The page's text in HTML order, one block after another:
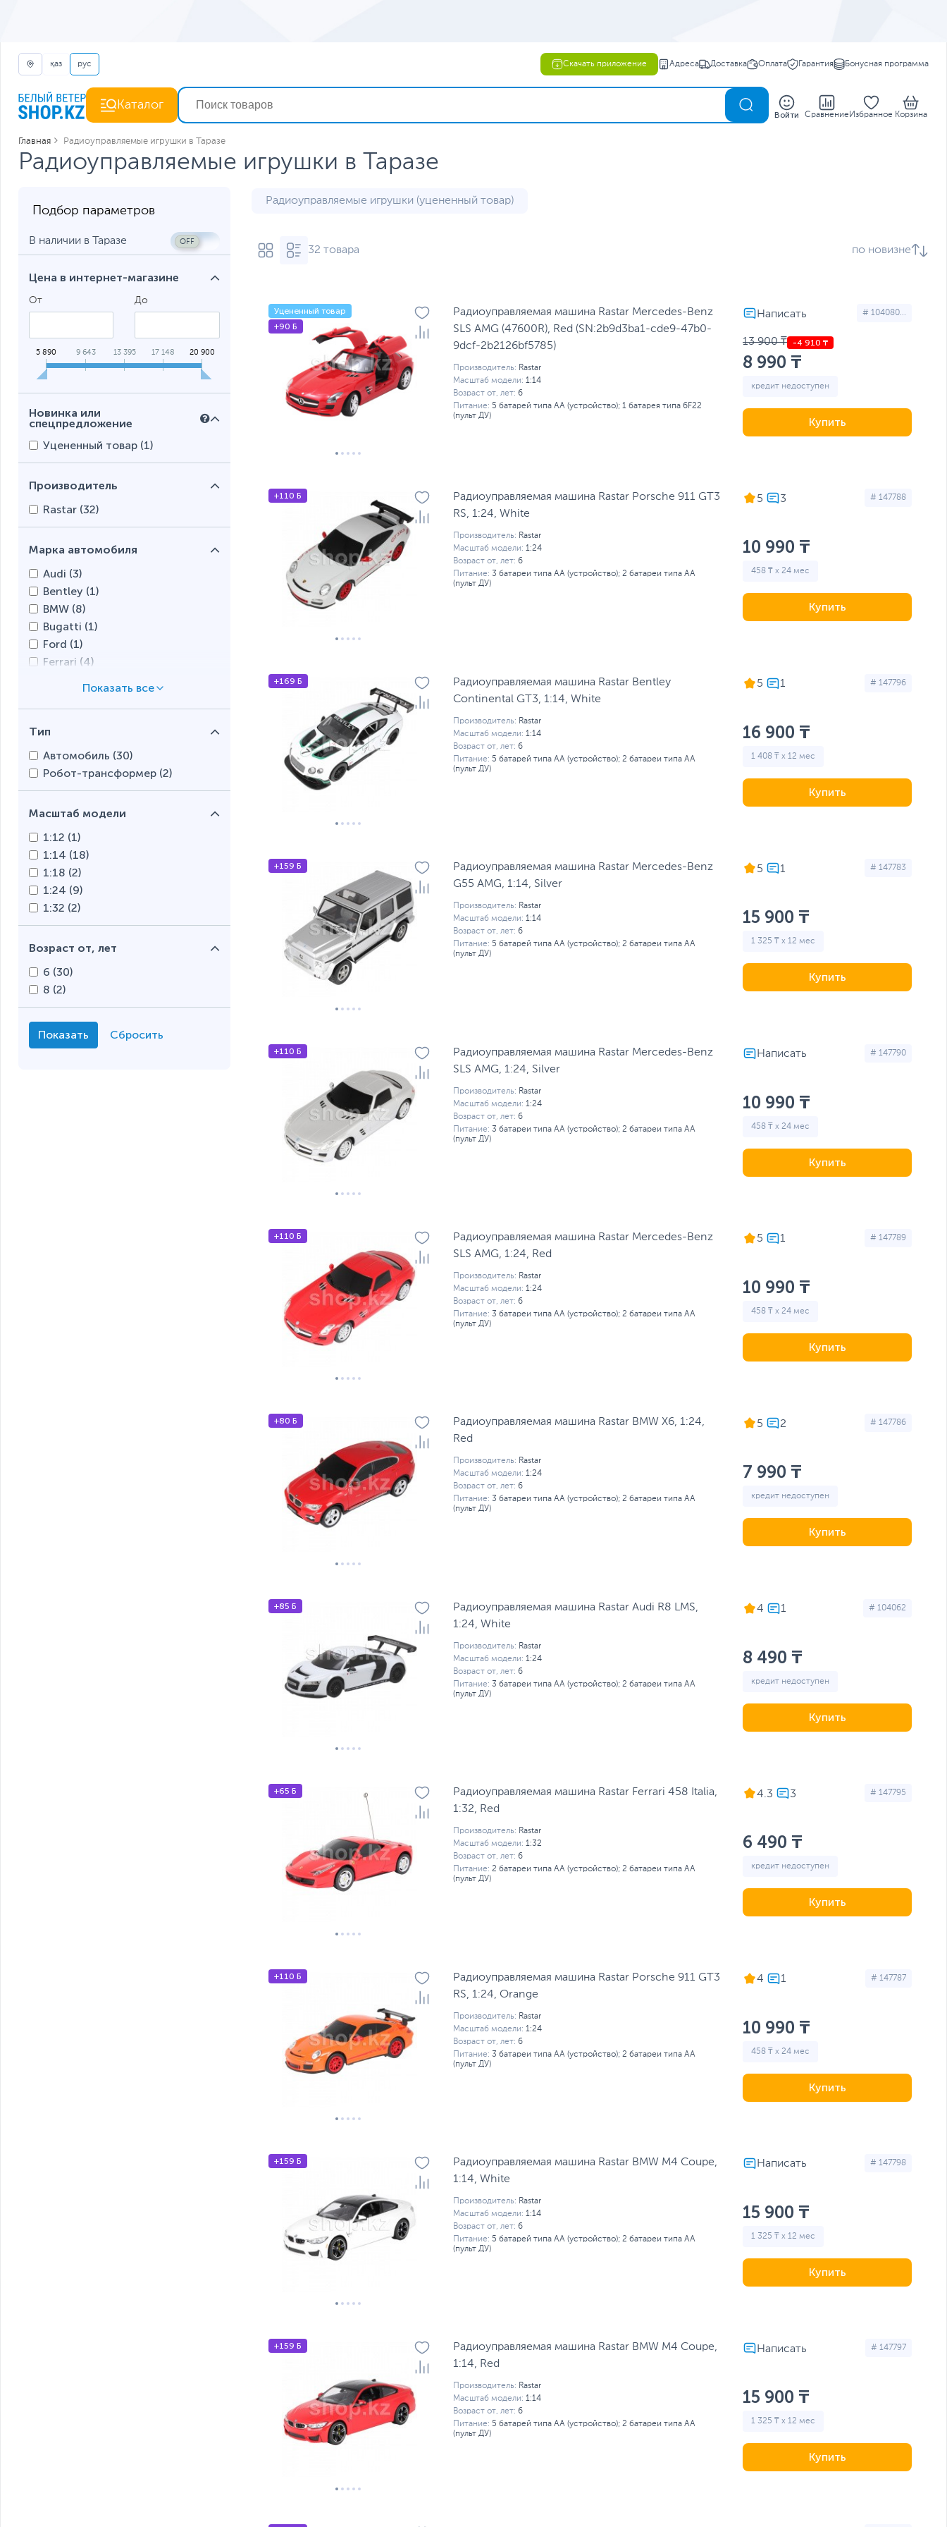
қаз рус Скачать приложение Адреса Доставка Оплата Гарантия Бонусная программа
Каталог
Войти Сравнение Избранное Корзина
Главная Радиоуправляемые игрушки в Таразе
Радиоуправляемые игрушки в Таразе
Подбор параметров
В наличии в Таразе
Цена в интернет-магазине
От До
5 890 9 643 13 395 17 148 20 900
Новинка или
спецпредложение
Уцененный товар (1)
Производитель
Rastar (32)
Марка автомобиля
Audi (3)
Bentley (1)
BMW (8)
Bugatti (1)
Ford (1)
Ferrari (4)
Range Rover (
Тип
Автомобиль (30)
Робот-трансформер (2)
Масштаб модели
1:12 (1)
1:14 (18)
1:18 (2)
1:24 (9)
1:32 (2)
Возраст от, лет
6 (30)
8 (2)
Радиоуправляемые игрушки (уцененный товар)
32 товара по новизне
Уцененный товар
+90 Б
Радиоуправляемая машина Rastar Mercedes-Benz
SLS AMG (47600R), Red (SN:2b9d3ba1-cde9-47b0-
9dcf-2b2126bf5785)
Производитель: Rastar
Масштаб модели: 1:14
Возраст от, лет: 6
Питание: 5 батарей типа AA (устройство); 1 батарея типа 6F22
(пульт ДУ)
# 104080...
13 900 ₸
8 990 ₸
кредит недоступен
Купить
+110 Б
Радиоуправляемая машина Rastar Porsche 911 GT3
RS, 1:24, White
Производитель: Rastar
Масштаб модели: 1:24
Возраст от, лет: 6
Питание: 3 батареи типа AA (устройство); 2 батареи типа AA
(пульт ДУ)
5 # 147788
10 990 ₸
458 ₸ x 24 мес
Купить
+169 Б
Радиоуправляемая машина Rastar Bentley
Continental GT3, 1:14, White
Производитель: Rastar
Масштаб модели: 1:14
Возраст от, лет: 6
Питание: 5 батарей типа AA (устройство); 2 батареи типа AA
(пульт ДУ)
5 # 147796
16 900 ₸
1 408 ₸ x 12 мес
Купить
+159 Б
Радиоуправляемая машина Rastar Mercedes-Benz
G55 AMG, 1:14, Silver
Производитель: Rastar
Масштаб модели: 1:14
Возраст от, лет: 6
Питание: 5 батарей типа AA (устройство); 2 батареи типа AA
(пульт ДУ)
5 # 147783
15 900 ₸
1 325 ₸ x 12 мес
Купить
+110 Б
Радиоуправляемая машина Rastar Mercedes-Benz
SLS AMG, 1:24, Silver
Производитель: Rastar
Масштаб модели: 1:24
Возраст от, лет: 6
Питание: 3 батареи типа AA (устройство); 2 батареи типа AA
(пульт ДУ)
# 147790
10 990 ₸
458 ₸ x 24 мес
Купить
+110 Б
Радиоуправляемая машина Rastar Mercedes-Benz
SLS AMG, 1:24, Red
Производитель: Rastar
Масштаб модели: 1:24
Возраст от, лет: 6
Питание: 3 батареи типа AA (устройство); 2 батареи типа AA
(пульт ДУ)
5 # 147789
10 990 ₸
458 ₸ x 24 мес
Купить
+80 Б
Радиоуправляемая машина Rastar BMW X6, 1:24,
Red
Производитель: Rastar
Масштаб модели: 1:24
Возраст от, лет: 6
Питание: 3 батареи типа AA (устройство); 2 батареи типа AA
(пульт ДУ)
5 # 147786
7 990 ₸
кредит недоступен
Купить
+85 Б
Радиоуправляемая машина Rastar Audi R8 LMS,
1:24, White
Производитель: Rastar
Масштаб модели: 1:24
Возраст от, лет: 6
Питание: 3 батареи типа AA (устройство); 2 батареи типа AA
(пульт ДУ)
4 # 104062
8 490 ₸
кредит недоступен
Купить
+65 Б
Радиоуправляемая машина Rastar Ferrari 458 Italia,
1:32, Red
Производитель: Rastar
Масштаб модели: 1:32
Возраст от, лет: 6
Питание: 2 батареи типа AA (устройство); 2 батареи типа AA
(пульт ДУ)
4.3 # 147795
6 490 ₸
кредит недоступен
Купить
+110 Б
Радиоуправляемая машина Rastar Porsche 911 GT3
RS, 1:24, Orange
Производитель: Rastar
Масштаб модели: 1:24
Возраст от, лет: 6
Питание: 3 батареи типа AA (устройство); 2 батареи типа AA
(пульт ДУ)
4 # 147787
10 990 ₸
458 ₸ x 24 мес
Купить
+159 Б
Радиоуправляемая машина Rastar BMW M4 Coupe,
1:14, White
Производитель: Rastar
Масштаб модели: 1:14
Возраст от, лет: 6
Питание: 5 батарей типа AA (устройство); 2 батареи типа AA
(пульт ДУ)
# 147798
15 900 ₸
1 325 ₸ x 12 мес
Купить
+159 Б
Радиоуправляемая машина Rastar BMW M4 Coupe,
1:14, Red
Производитель: Rastar
Масштаб модели: 1:14
Возраст от, лет: 6
Питание: 5 батарей типа AA (устройство); 2 батареи типа AA
(пульт ДУ)
# 147797
15 900 ₸
1 325 ₸ x 12 мес
Купить